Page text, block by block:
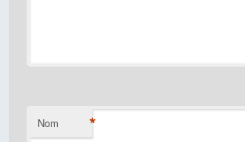
Nom *